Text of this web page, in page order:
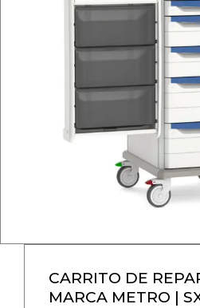
CARRITO DE
MARCA METRO |